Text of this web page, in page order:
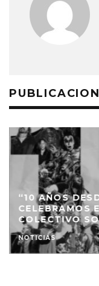
“10 AÑOS
CELEBRAMOS
COLECTIVO
NOTICIAS